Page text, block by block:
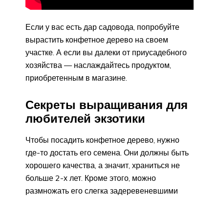
Если у вас есть дар садовода, попробуйте
вырастить конфетное дерево на своем
участке. А если вы далеки от приусадебного
хозяйства — наслаждайтесь продуктом,
приобретенным в магазине.
Секреты выращивания для
любителей экзотики
Чтобы посадить конфетное дерево, нужно
где-то достать его семена. Они должны быть
хорошего качества, а значит, храниться не
больше 2-х лет. Кроме этого, можно
размножать его слегка задеревеневшими